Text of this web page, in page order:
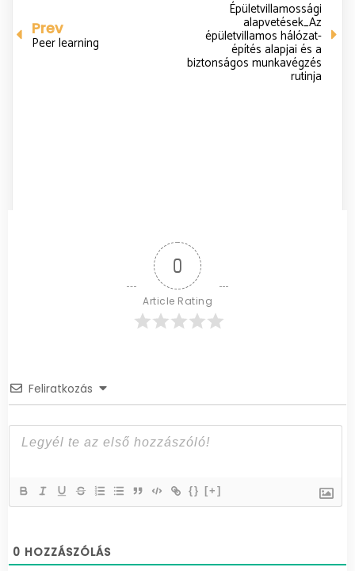
Prev
Peer learning
Épületvillamossági
alapvetések_Az
épületvillamos hálózat-
építés alapjai és a
biztonságos munkavégzés
rutinja
0
Article Rating
Feliratkozás
{} [+]
0 HOZZÁSZÓLÁS